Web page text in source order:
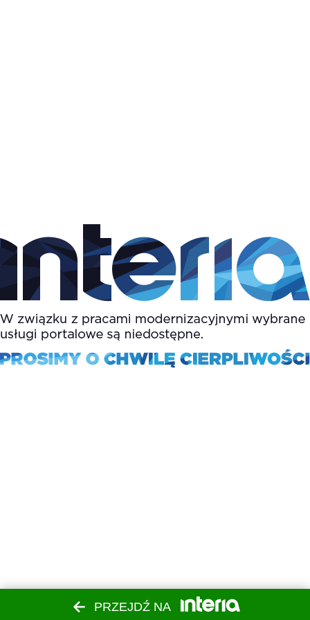
PRZEJDŹ NA